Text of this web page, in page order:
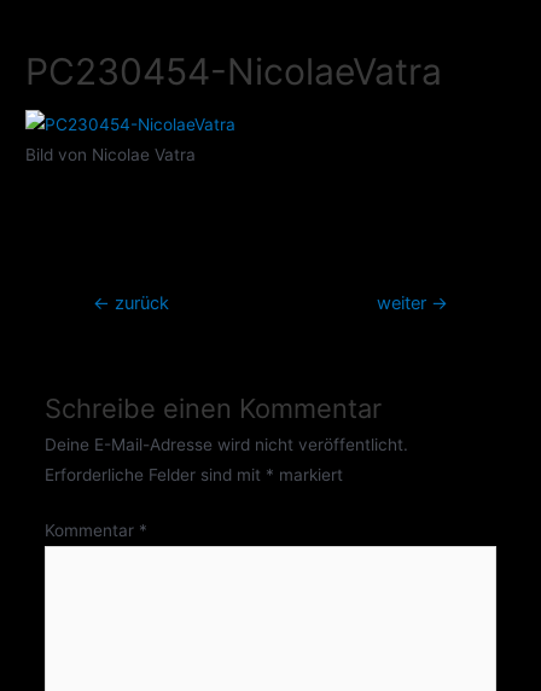
springenPC230454-NicolaeVatra
Bild von Nicolae Vatra
Beitragsnavigation
← zurück weiter →
Schreibe einen Kommentar
Deine E-Mail-Adresse wird nicht veröffentlicht.
Erforderliche Felder sind mit * markiert
Kommentar *